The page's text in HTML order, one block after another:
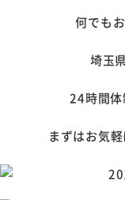
何でも
埼玉
24時間体
まずはお気